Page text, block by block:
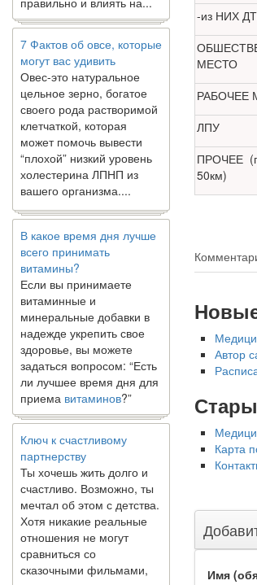
7 Фактов об овсе, которые
могут вас удивить
Овес-это натуральное
цельное зерно, богатое
своего рода растворимой
клетчаткой, которая
может помочь вывести
“плохой” низкий уровень
холестерина ЛПНП из
вашего организма....
В какое время дня лучше
всего принимать
витамины?
Если вы принимаете
витаминные и
минеральные добавки в
надежде укрепить свое
здоровье, вы можете
задаться вопросом: “Есть
ли лучшее время дня для
приемавитаминов?”
Ключ к счастливому
партнерству
Ты хочешь жить долго и
счастливо. Возможно, ты
мечтал об этом с детства.
Хотя никакие реальные
отношения не могут
сравниться со
сказочными фильмами,
многие люди
-из НИХ
МЕСТО
РАБОЧЕЕ
ЛПУ
ПРОЧЕЕ
50км)
Автор
Карта
Имя